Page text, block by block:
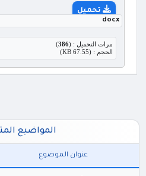
تحميل
docx
مرات التحميل : (386
)
الحجم : (67.55 KB)
المواضيع
عنوان الموضوع